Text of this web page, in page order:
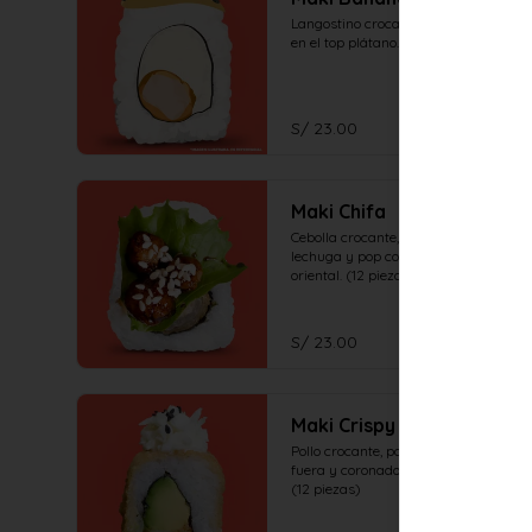
Langostino crocante, queso crema,
en el top plátano. (12 piezas)
S/ 23.00
Maki Chifa
Cebolla crocante, palta, coronado de
lechuga y pop corn de pollo en salsa
oriental. (12 piezas)
S/ 23.00
Maki Crispy
Pollo crocante, palta, crocante por
fuera y coronado de ensalada oishi.
(12 piezas)